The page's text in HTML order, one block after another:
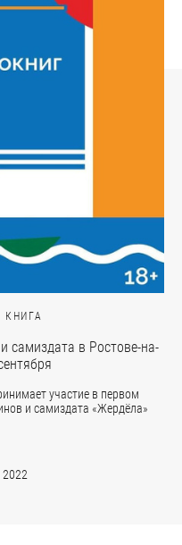
КНИГА
самиздата в Ростове-на-
участие в первом
и самиздата «Жердёла»
2022